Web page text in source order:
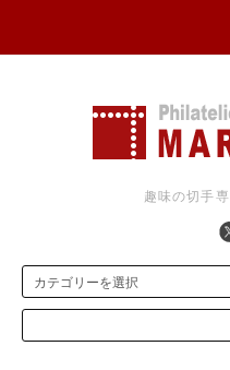
趣味の切手